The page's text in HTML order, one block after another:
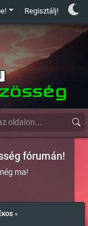
Regisztálj!
fórumán!
ma!
»